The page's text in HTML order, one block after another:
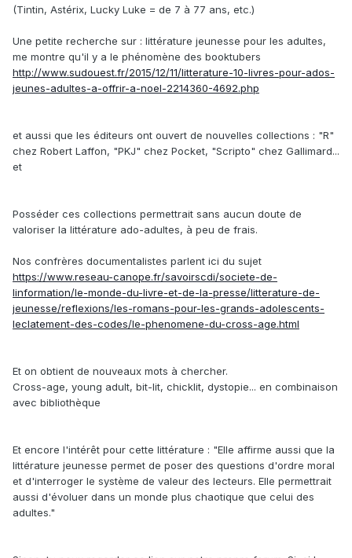
(Tintin, Astérix, Lucky Luke = de 7 à 77 ans, etc.)
Une petite recherche sur : littérature jeunesse pour les adultes,
me montre qu'il y a le phénomène des booktubers
http://www.sudouest.fr/2015/12/11/litterature-10-livres-pour-ados-
jeunes-adultes-a-offrir-a-noel-2214360-4692.php
et aussi que les éditeurs ont ouvert de nouvelles collections : "R"
chez Robert Laffon, "PKJ" chez Pocket, "Scripto" chez Gallimard...
et
Posséder ces collections permettrait sans aucun doute de
valoriser la littérature ado-adultes, à peu de frais.
Nos confrères documentalistes parlent ici du sujet
https://www.reseau-canope.fr/savoirscdi/societe-de-
linformation/le-monde-du-livre-et-de-la-presse/litterature-de-
jeunesse/reflexions/les-romans-pour-les-grands-adolescents-
leclatement-des-codes/le-phenomene-du-cross-age.html
Et on obtient de nouveaux mots à chercher.
Cross-age, young adult, bit-lit, chicklit, dystopie... en combinaison
avec bibliothèque
Et encore l'intérêt pour cette littérature : "Elle affirme aussi que la
littérature jeunesse permet de poser des questions d'ordre moral
et d'interroger le système de valeur des lecteurs. Elle permettrait
aussi d'évoluer dans un monde plus chaotique que celui des
adultes."